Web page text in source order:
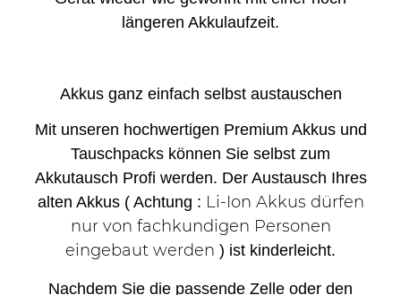
längeren Akkulaufzeit.
Akkus ganz einfach selbst austauschen
Mit unseren hochwertigen Premium Akkus und
Tauschpacks können Sie selbst zum
Akkutausch Profi werden. Der Austausch Ihres
alten Akkus ( Achtung : Li-Ion Akkus dürfen
nur von fachkundigen Personen
eingebaut werden ) ist kinderleicht.
Nachdem Sie die passende Zelle oder den